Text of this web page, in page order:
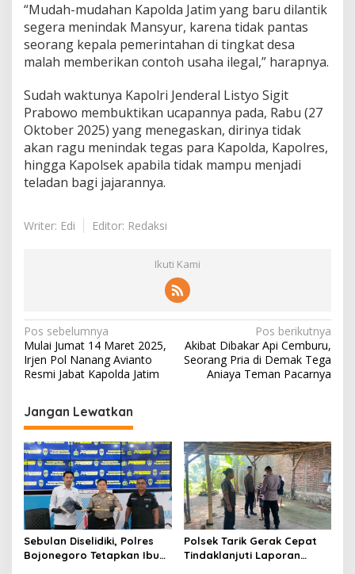
l
M
i
l
k
K
a
d
e
s
N
g
o
“Mudah-mudahan Kapolda Jatim yang baru dilantik
segera menindak Mansyur, karena tidak pantas
seorang kepala pemerintahan di tingkat desa
malah memberikan contoh usaha ilegal,” harapnya.
Sudah waktunya Kapolri Jenderal Listyo Sigit
Prabowo membuktikan ucapannya pada, Rabu (27
Oktober 2025) yang menegaskan, dirinya tidak
akan ragu menindak tegas para Kapolda, Kapolres,
hingga Kapolsek apabila tidak mampu menjadi
teladan bagi jajarannya.
Writer: Edi Editor: Redaksi
Ikuti Kami
N
a
v
i
g
a
s
i
p
o
s
Pos sebelumnya
Mulai Jumat 14 Maret 2025,
Irjen Pol Nanang Avianto
Resmi Jabat Kapolda Jatim
Pos berikutnya
Akibat Dibakar Api Cemburu,
Seorang Pria di Demak Tega
Aniaya Teman Pacarnya
Jangan Lewatkan
Sebulan Diselidiki, Polres
Bojonegoro Tetapkan Ibu
Polsek Tarik Gerak Cepat
Tindaklanjuti Laporan